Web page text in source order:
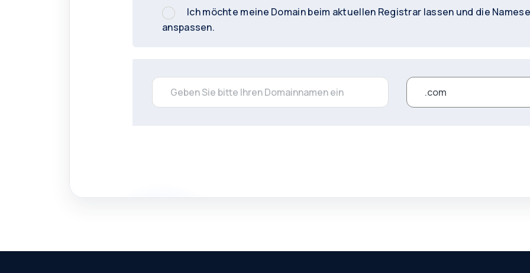
Ich möchte meine Domain beim aktuellen Registrar lassen und die
anspassen.